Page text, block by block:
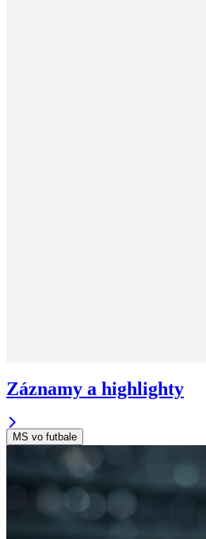
Záznamy a highlighty
MS vo futbale